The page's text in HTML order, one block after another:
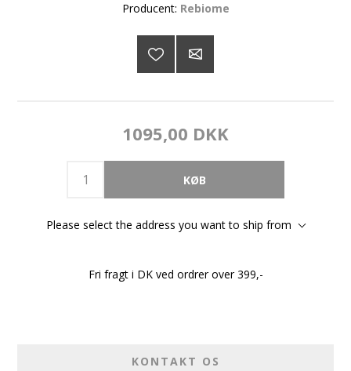
Producent: Rebiome
1095,00 DKK
Please select the address you want to ship from
Fri fragt i DK ved ordrer over 399,-
KONTAKT OS